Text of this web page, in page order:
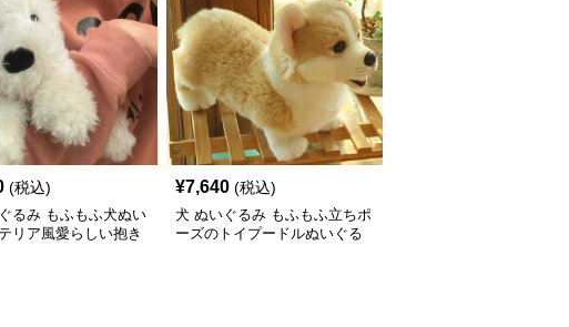
(税込)
るみ もふもふ犬ぬい
リア風愛らしい抱き
¥7,640 (税込)
犬 ぬいぐるみ もふもふ立ちポ
ーズのトイプードルぬいぐる